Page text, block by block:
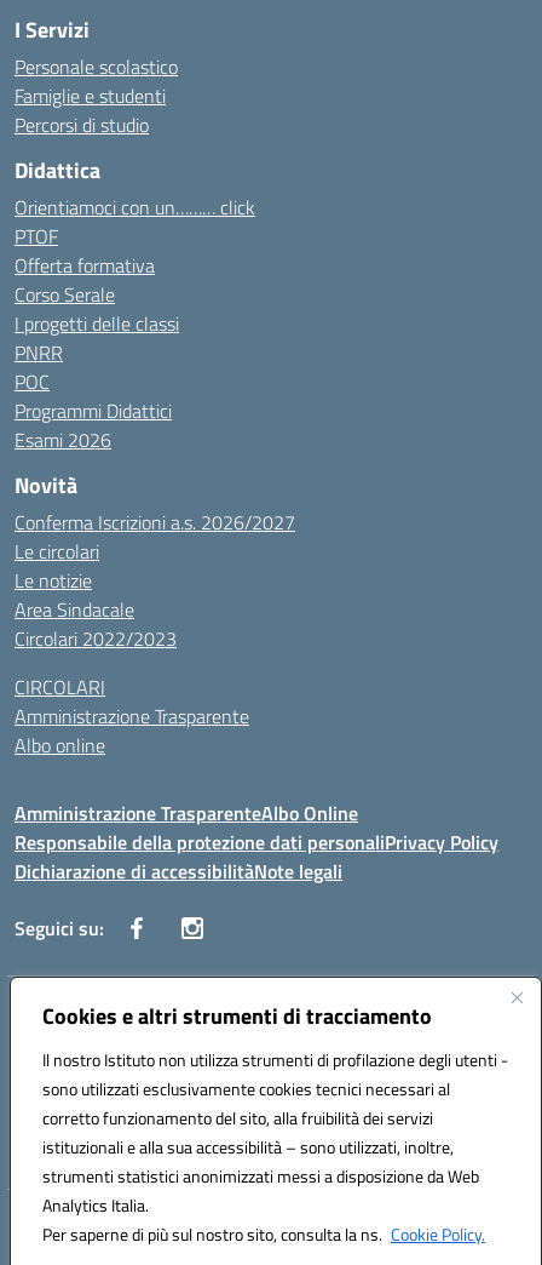
Cookies e altri strumenti di tracciamento
Il nostro Istituto non utilizza strumenti di profilazione degli utenti -
sono utilizzati esclusivamente cookies tecnici necessari al
corretto funzionamento del sito, alla fruibilità dei servizi
istituzionali e alla sua accessibilità – sono utilizzati, inoltre,
strumenti statistici anonimizzati messi a disposizione da Web
Analytics Italia.
Per saperne di più sul nostro sito, consulta la ns. Cookie Policy.
I Servizi
Personale scolastico
Famiglie e studenti
Percorsi di studio
Didattica
Orientiamoci con un……… click
PTOF
Offerta formativa
Corso Serale
I progetti delle classi
PNRR
POC
Programmi Didattici
Esami 2026
Novità
Conferma Iscrizioni a.s. 2026/2027
Le circolari
Le notizie
Area Sindacale
Circolari 2022/2023
CIRCOLARI
Amministrazione Trasparente
Albo online
Amministrazione TrasparenteAlbo Online
Responsabile della protezione dati personaliPrivacy Policy
Dichiarazione di accessibilitàNote legali
Seguici su:
Indirizzo:Corso Vittorio Emanuele, 27 90133 - Palermo
Posta elettronica certificata (PEC):pais03600r@pec.istruzione.it
Codice fiscale: 97308550827
Codice meccanografico: PAIS03600R
Hosting & Powered by 3D Solution S.r.l.
Concept & Design by Designers Italia